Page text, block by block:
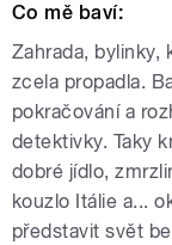
Co mě baví:
Zahrada, bylinky,
zcela propadla.
pokračování a
detektivky. Taky
dobré jídlo,
kouzlo Itálie a...
představit svět